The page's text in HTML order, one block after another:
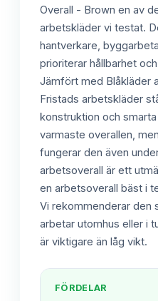
Overall - Brown en av
arbetskläder vi testat.
hantverkare,
prioriterar hållbarhet
Jämfört med Blåkläder
Fristads arbetskläder
konstruktion och
varmaste overallen,
fungerar den även
arbetsoverall är ett
en arbetsoverall bäst i
Vi rekommenderar den
arbetar utomhus eller i
är viktigare än låg vikt.
FÖRDELAR